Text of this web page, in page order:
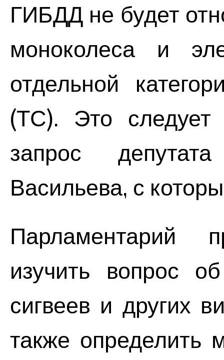
ГИБДД не будет
моноколеса и
отдельной
(ТС). Это следует
запрос
Васильева, с
Парламентарий
изучить вопрос
сигвеев и других
также определить